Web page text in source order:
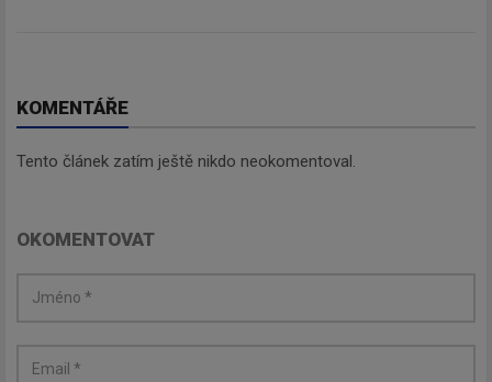
KOMENTÁŘE
Tento článek zatím ještě nikdo neokomentoval.
OKOMENTOVAT